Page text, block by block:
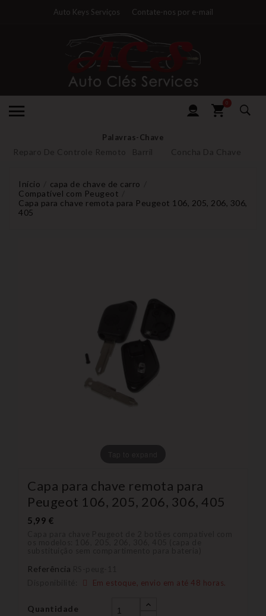
Auto Keys Serviços Contate-nos por e-mail
0
Palavras-Chave
Reparo De Controle Remoto Barril Concha Da Chave
Início
capa de chave de carro
Compatível com Peugeot
Capa para chave remota para Peugeot 106, 205, 206, 306,
405
Capa para chave remota para
Peugeot 106, 205, 206, 306, 405
5,99 €
Referência
Em estoque, envio em até 48 horas.
Quantidade